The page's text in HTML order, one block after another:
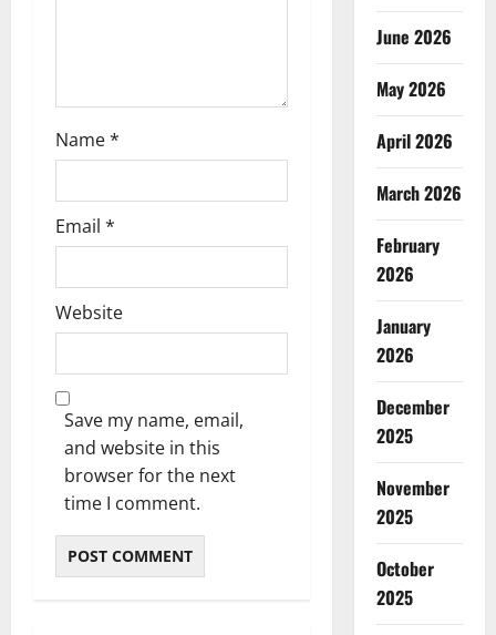
Name*
Email *
Website
Save my name, email,
and website in this
browser for the next
time I comment.
June 2026
May 2026
April 2026
March 2026
February
2026
January
2026
December
2025
November
2025
October
2025